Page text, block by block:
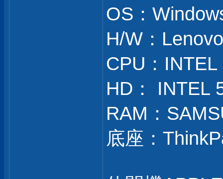
OS：
H/W：
CPU：
HD： INTEL
RAM：
底座：